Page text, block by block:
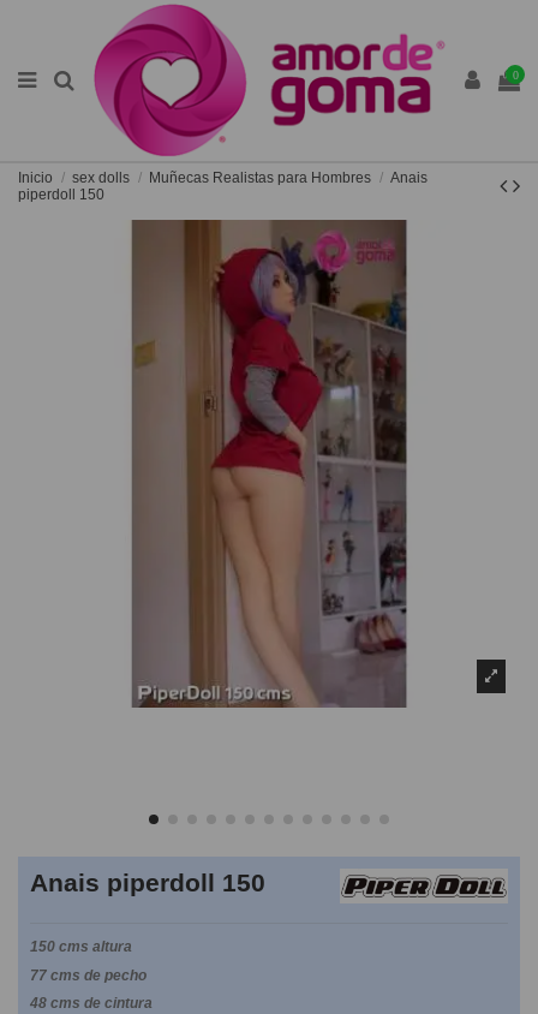
0
Inicio sex dolls Muñecas Realistas para Hombres
Anais
piperdoll 150
Anais piperdoll 150
150 cms altura
77 cms de pecho
48 cms de cintura